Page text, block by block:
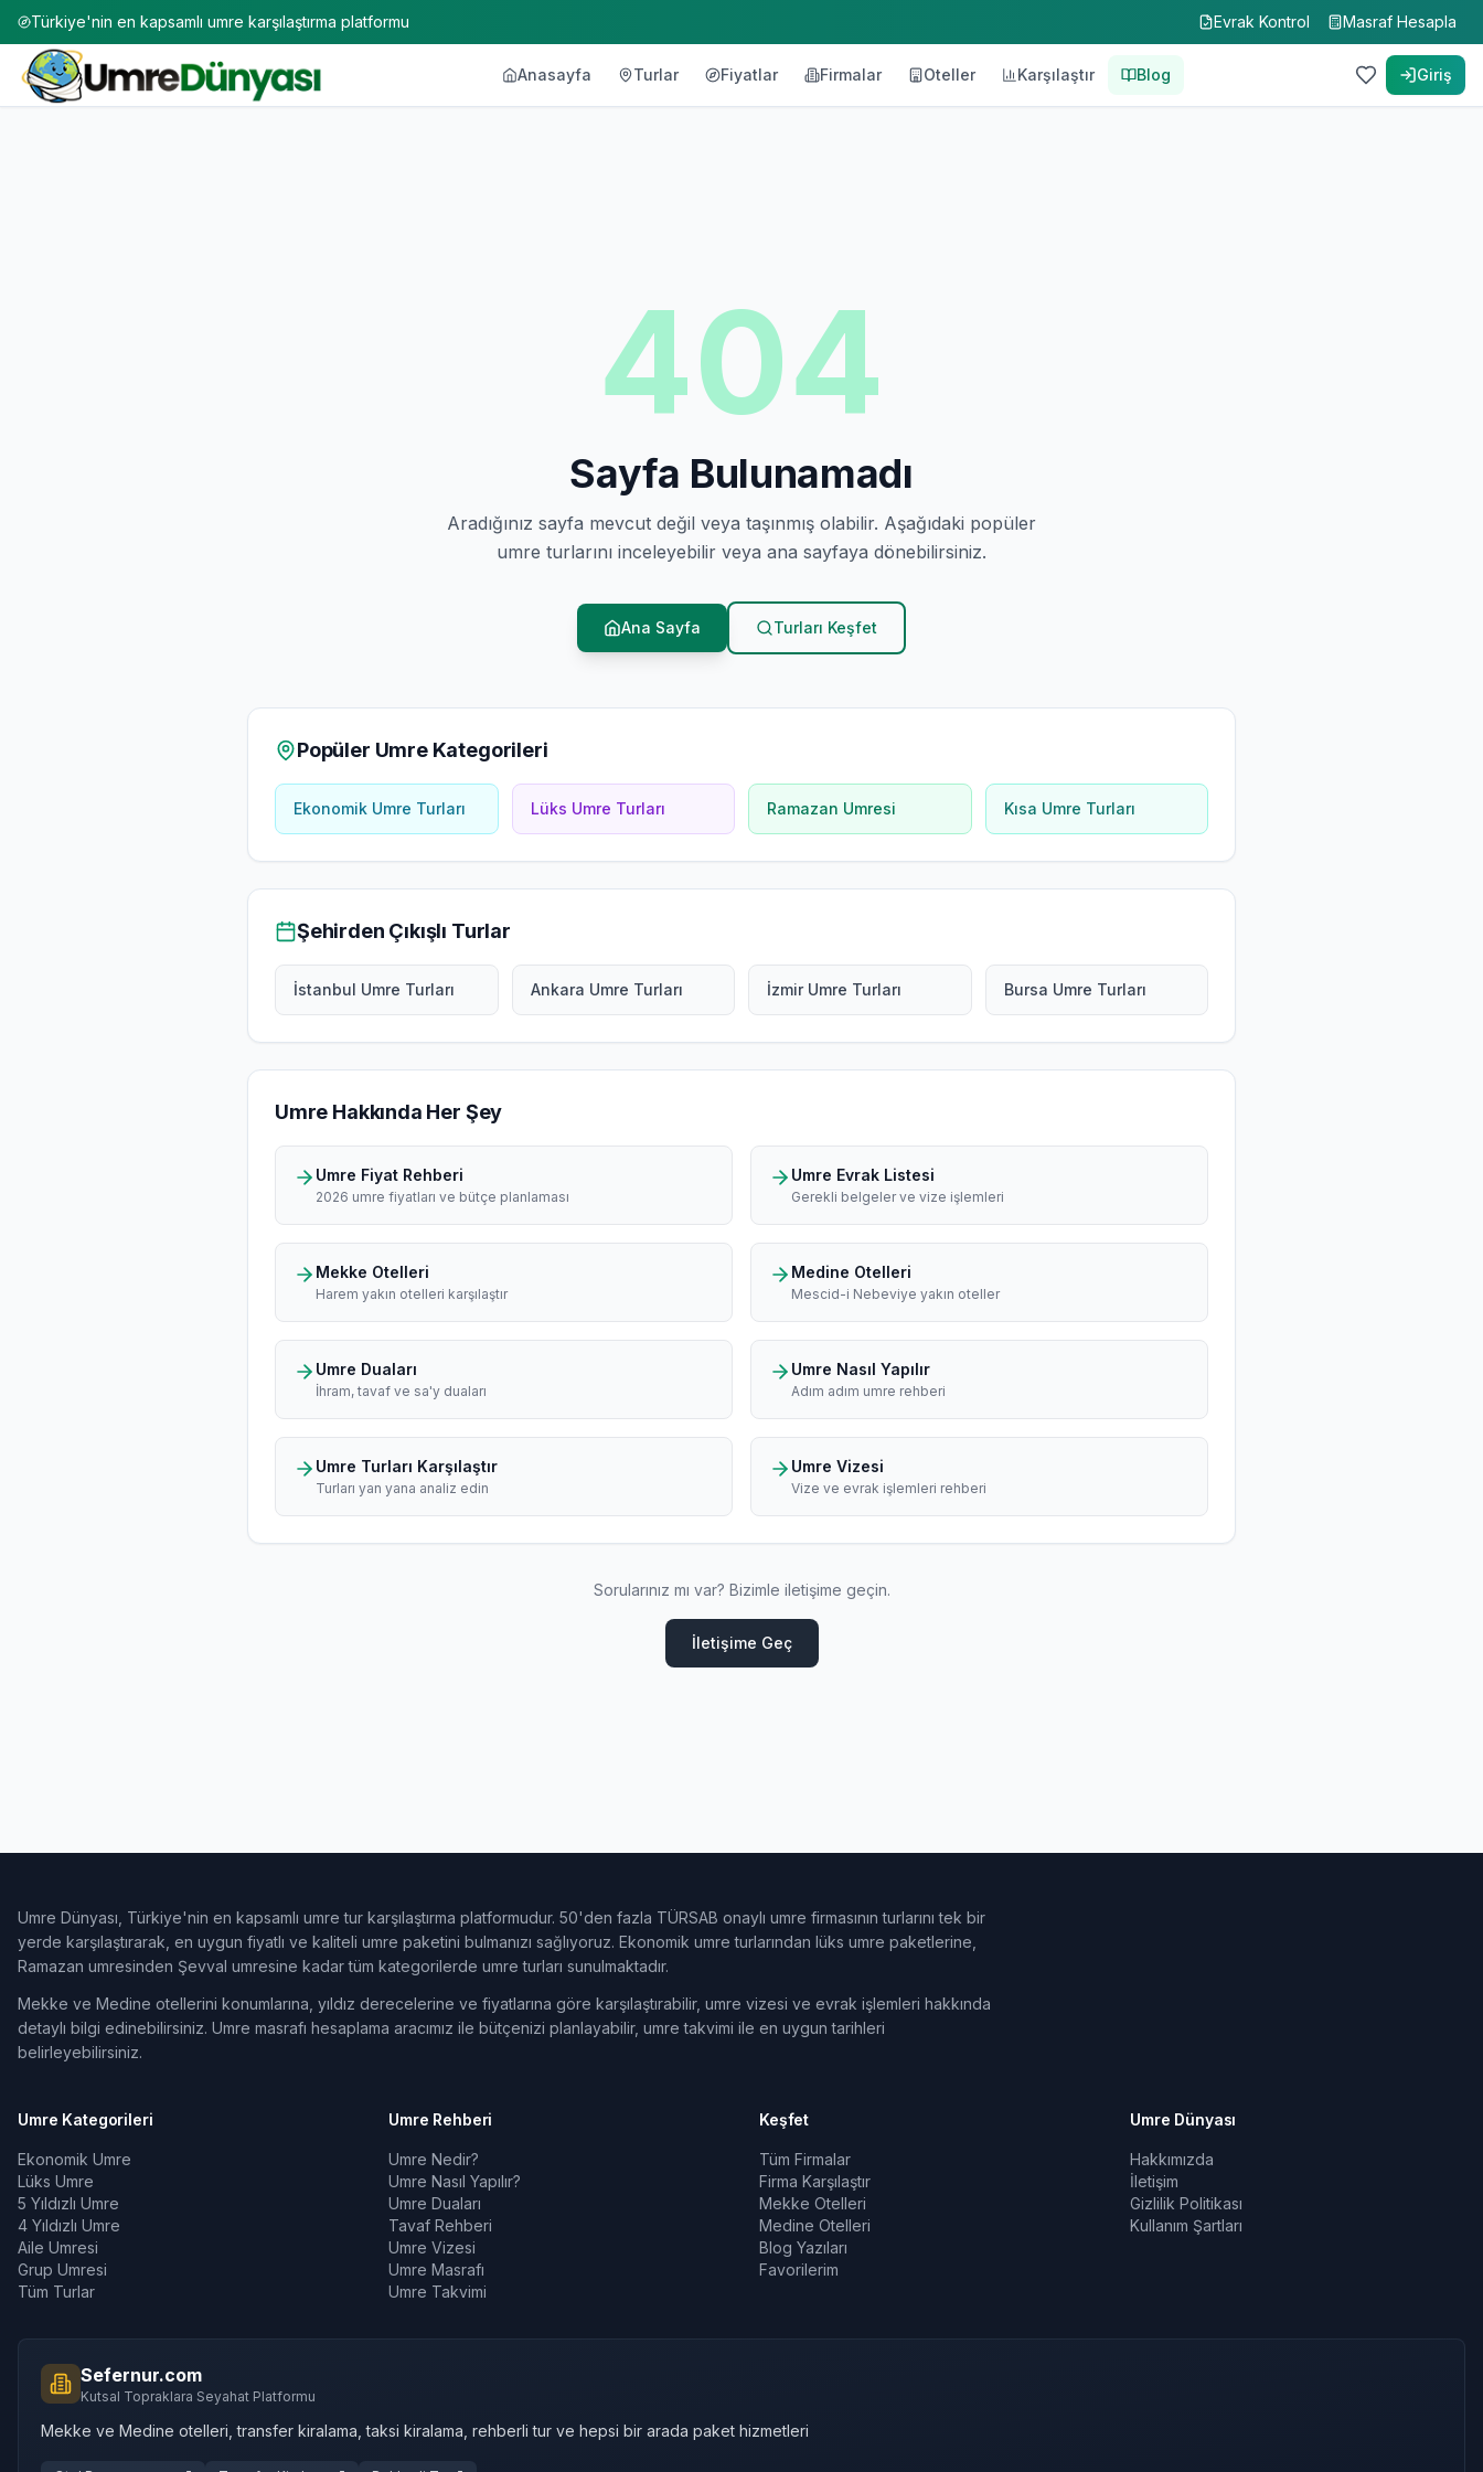
Türkiye'nin en kapsamlı umre karşılaştırma platformu Evrak Kontrol Masraf Hesapla
Anasayfa Turlar Fiyatlar Firmalar Oteller Karşılaştır Blog Giriş
404
Sayfa Bulunamadı
Aradığınız sayfa mevcut değil veya taşınmış olabilir. Aşağıdaki popüler
umre turlarını inceleyebilir veya ana sayfaya dönebilirsiniz.
Ana Sayfa Turları Keşfet
Popüler Umre Kategorileri
Ekonomik Umre Turları Lüks Umre Turları Ramazan Umresi Kısa Umre Turları
Şehirden Çıkışlı Turlar
İstanbul Umre Turları Ankara Umre Turları İzmir Umre Turları Bursa Umre Turları
Umre Hakkında Her Şey
Umre Fiyat Rehberi
2026 umre fiyatları ve bütçe planlaması
Umre Evrak Listesi
Gerekli belgeler ve vize işlemleri
Mekke Otelleri
Harem yakın otelleri karşılaştır
Medine Otelleri
Mescid-i Nebeviye yakın oteller
Umre Duaları
İhram, tavaf ve sa'y duaları
Umre Nasıl Yapılır
Adım adım umre rehberi
Umre Turları Karşılaştır
Turları yan yana analiz edin
Umre Vizesi
Vize ve evrak işlemleri rehberi
Sorularınız mı var? Bizimle iletişime geçin.
İletişime Geç
Umre Dünyası, Türkiye'nin en kapsamlı umre tur karşılaştırma platformudur. 50'den fazla TÜRSAB onaylı umre firmasının turlarını tek bir
yerde karşılaştırarak, en uygun fiyatlı ve kaliteli umre paketini bulmanızı sağlıyoruz. Ekonomik umre turlarından lüks umre paketlerine,
Ramazan umresinden Şevval umresine kadar tüm kategorilerde umre turları sunulmaktadır.
Mekke ve Medine otellerini konumlarına, yıldız derecelerine ve fiyatlarına göre karşılaştırabilir, umre vizesi ve evrak işlemleri hakkında
detaylı bilgi edinebilirsiniz. Umre masrafı hesaplama aracımız ile bütçenizi planlayabilir, umre takvimi ile en uygun tarihleri
belirleyebilirsiniz.
Umre Kategorileri
Ekonomik Umre
Lüks Umre
5 Yıldızlı Umre
4 Yıldızlı Umre
Aile Umresi
Grup Umresi
Tüm Turlar
Umre Rehberi
Umre Nedir?
Umre Nasıl Yapılır?
Umre Duaları
Tavaf Rehberi
Umre Vizesi
Umre Masrafı
Umre Takvimi
Keşfet
Tüm Firmalar
Firma Karşılaştır
Mekke Otelleri
Medine Otelleri
Blog Yazıları
Favorilerim
Umre Dünyası
Hakkımızda
İletişim
Gizlilik Politikası
Kullanım Şartları
Sefernur.com
Kutsal Topraklara Seyahat Platformu
Mekke ve Medine otelleri, transfer kiralama, taksi kiralama, rehberli tur ve hepsi bir arada paket hizmetleri